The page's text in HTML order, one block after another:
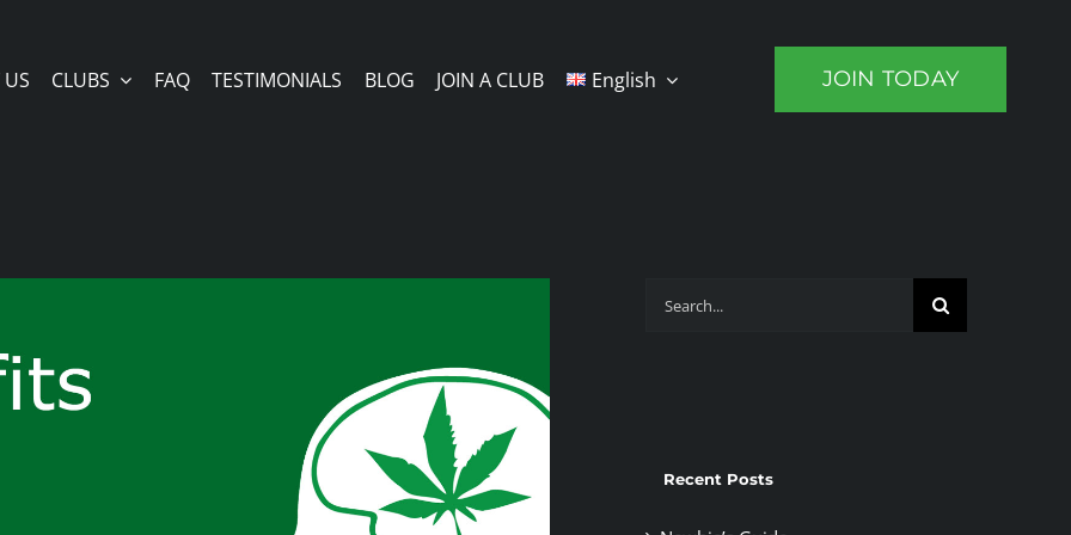
CLUBS FAQ TESTIMONIALS BLOG JOIN A CLUB English JOIN TODAY
Search
Recent Posts